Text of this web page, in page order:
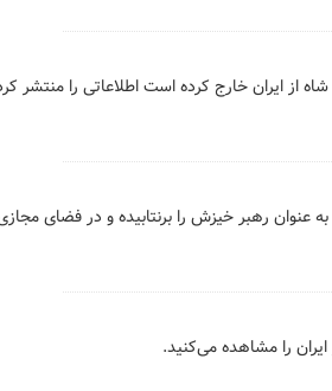
از ایران خارج کرده است اطلاعاتی را منتشر
عنوان رهبر خیزش را برنتابیده و در فضای